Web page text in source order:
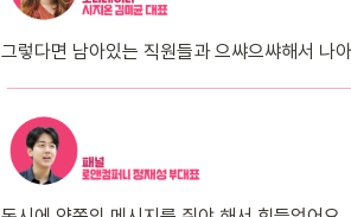
그렇다면 남아있는 직원들과 으쌰으쌰해서 나